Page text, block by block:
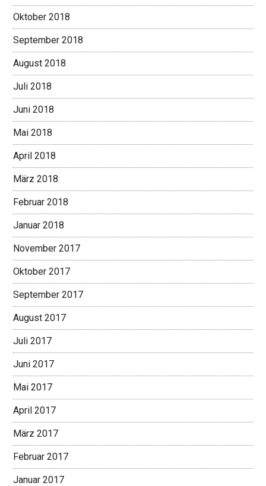
Oktober 2018
September 2018
August 2018
Juli 2018
Juni 2018
Mai 2018
April 2018
März 2018
Februar 2018
Januar 2018
November 2017
Oktober 2017
September 2017
August 2017
Juli 2017
Juni 2017
Mai 2017
April 2017
März 2017
Februar 2017
Januar 2017